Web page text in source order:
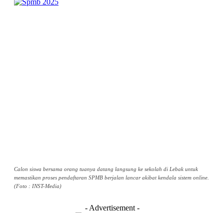
Calon siswa bersama orang tuanya datang langsung ke sekolah di Lebak untuk
memastikan proses pendaftaran SPMB berjalan lancar akibat kendala sistem online.
(Foto : INST-Media)
- Advertisement -